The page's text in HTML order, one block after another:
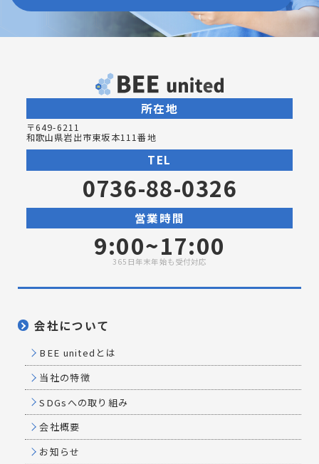
所在地
〒649-6211
和歌山県岩出市東坂本111番地
TEL
0736-88-0326
営業時間
9:00~17:00
365日年末年始も受付対応
会社について
BEE unitedとは
当社の特徴
SDGsへの取り組み
会社概要
お知らせ